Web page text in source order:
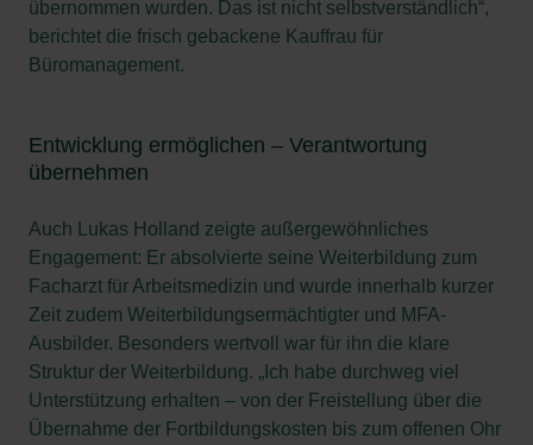
übernommen wurden. Das ist nicht selbstverständlich“,
berichtet die frisch gebackene Kauffrau für
Büromanagement.
Entwicklung ermöglichen – Verantwortung
übernehmen
Auch Lukas Holland zeigte außergewöhnliches
Engagement: Er absolvierte seine Weiterbildung zum
Facharzt für Arbeitsmedizin und wurde innerhalb kurzer
Zeit zudem Weiterbildungsermächtigter und MFA-
Ausbilder. Besonders wertvoll war für ihn die klare
Struktur der Weiterbildung. „Ich habe durchweg viel
Unterstützung erhalten – von der Freistellung über die
Übernahme der Fortbildungskosten bis zum offenen Ohr